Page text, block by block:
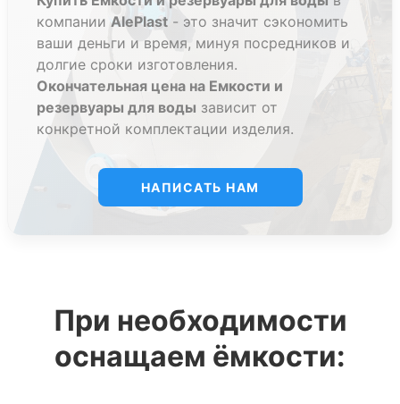
компании AlePlast - это значит сэкономить
ваши деньги и время, минуя посредников и
долгие сроки изготовления.
Окончательная цена на Емкости и
резервуары для воды зависит от
конкретной комплектации изделия.
НАПИСАТЬ НАМ
При необходимости
оснащаем ёмкости: